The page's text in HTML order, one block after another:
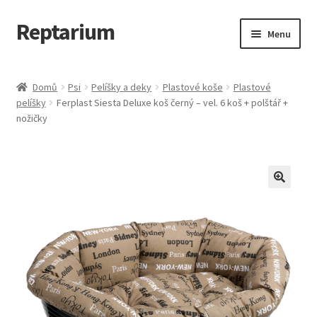
Přeskočit
na
Přejít
k
webu
Reptarium Menu
Košík
Pokladna
Vše pro kočky
Domů Psi Pelíšky a deky Plastové koše
Plastové
pelíšky
Ferplast Siesta Deluxe koš černý – vel. 6 koš + polštář +
nožičky